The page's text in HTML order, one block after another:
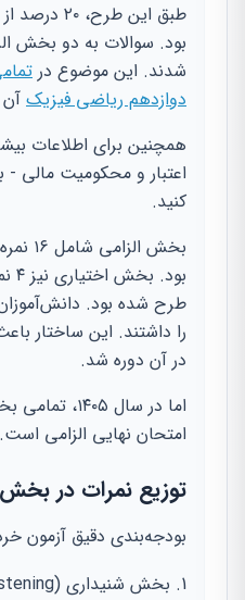
طبق این
بود. سوالات به دو بخش
شدند. این موضوع در
دوازدهم ریاضی فیزیک
همچنین برای اطلاعات
اعتبار و محکومیت مالی -
کنید.
طرح شده بود.
را داشتند. این ساختار
در آن دوره شد.
اما در سال
امتحان نهایی الزامی است.
توزیع نمرات در
بودجه‌بندی دقیق آزمون خرداد ۹۹ به شرح